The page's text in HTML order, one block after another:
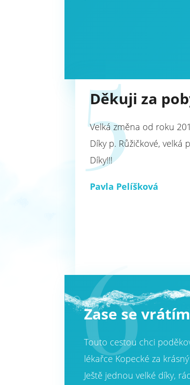
5
Děkuji za
Velká změna od roku
Díky p. Růžičkové,
Díky!!!
Pavla Pelíšková
6
Zase se vrátím
Touto cestou chci
lékařce Kopecké za
Ještě jednou velké díky,